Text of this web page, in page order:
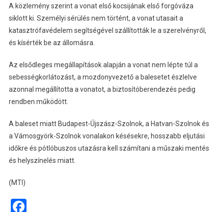
A közlemény szerint a vonat első kocsijának első forgóváza
siklott ki. Személyi sérülés nem történt, a vonat utasait a
katasztrófavédelem segítségével szállították le a szerelvényről,
és kísérték be az állomásra.
Az elsődleges megállapítások alapján a vonat nem lépte túl a
sebességkorlátozást, a mozdonyvezető a balesetet észlelve
azonnal megállította a vonatot, a biztosítóberendezés pedig
rendben működött.
A baleset miatt Budapest-Újszász-Szolnok, a Hatvan-Szolnok és
a Vámosgyörk-Szolnok vonalakon késésekre, hosszabb eljutási
időkre és pótlóbuszos utazásra kell számítani a műszaki mentés
és helyszínelés miatt.
(MTI)